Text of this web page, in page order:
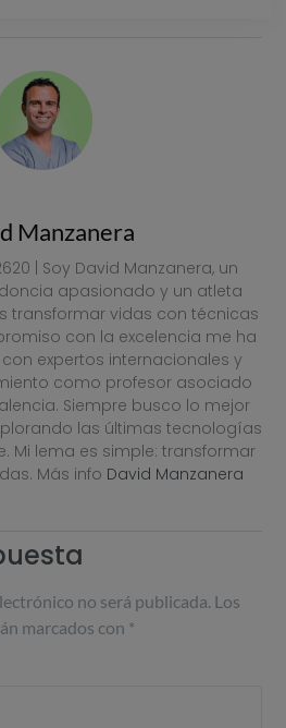
Manzanera
| Soy David Manzanera, un
apasionado y un atleta
transformar vidas con técnicas
con la excelencia me ha
expertos internacionales y
como profesor asociado
Siempre busco lo mejor
las últimas tecnologías
Mi lema es simple: transformar
Más info David Manzanera
no será publicada. Los
marcados con *